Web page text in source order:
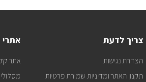
צריך לדעת
הצהרת נגישות
תקנון האתר ומדיניות שמירת פרטיות
אתר